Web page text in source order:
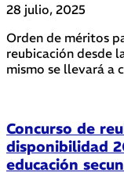
28 julio, 2025
Orden de méritos
reubicación desde
mismo se llevará a
Concurso de
disponibilidad
educación